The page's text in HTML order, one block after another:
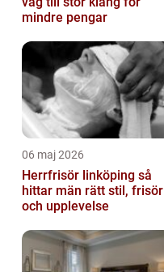
mindre pengar
06 maj 2026
Herrfrisör linköping så
hittar män rätt stil, frisör
och upplevelse